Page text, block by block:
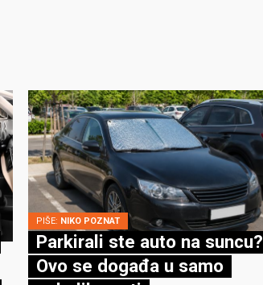
PIŠE: NIKO POZNAT
Parkirali ste auto na suncu?
Ovo se događa u samo